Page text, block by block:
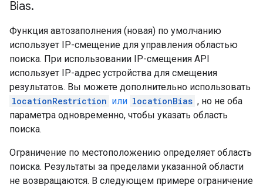
Bias.
Функция автозаполнения (новая) по умолчанию
использует IP-смещение для управления областью
поиска. При использовании IP-смещения API
использует IP-адрес устройства для смещения
результатов. Вы можете дополнительно использовать
locationRestriction или locationBias , но не оба
параметра одновременно, чтобы указать область
поиска.
Ограничение по местоположению определяет область
поиска. Результаты за пределами указанной области
не возвращаются. В следующем примере ограничение